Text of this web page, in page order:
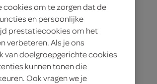
om te zorgen dat de
en persoonlijke
prestatiecookies om het
verbeteren. Als je ons
van doelgroepgerichte cookies
kunnen tonen die
Ook vragen we je